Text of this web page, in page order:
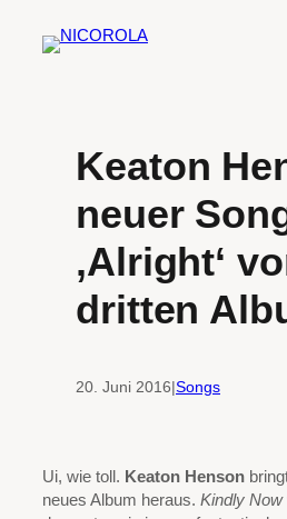
Inhalt
Keaton
neuer
‚Alright‘
dritten
20. Juni 2016|Songs
Ui, wie toll. Keaton Henson
neues Album heraus. Kindly Now